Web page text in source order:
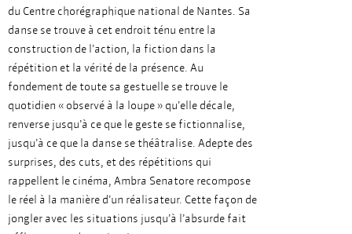
du Centre chorégraphique national de Nantes. Sa
danse se trouve à cet endroit ténu entre la
construction de l’action, la fiction dans la
répétition et la vérité de la présence. Au
fondement de toute sa gestuelle se trouve le
quotidien « observé à la loupe » qu’elle décale,
renverse jusqu’à ce que le geste se fictionnalise,
jusqu’à ce que la danse se théâtralise. Adepte des
surprises, des cuts, et des répétitions qui
rappellent le cinéma, Ambra Senatore recompose
le réel à la manière d’un réalisateur. Cette façon de
jongler avec les situations jusqu’à l’absurde fait